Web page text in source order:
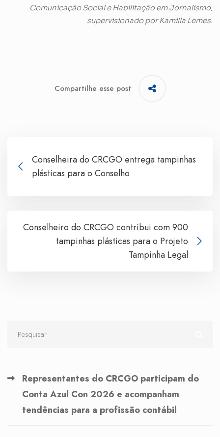
Comunicação Social e Habilitação em Jornalismo,
supervisionado por Kamilla Lemes.
Compartilhe esse post
Conselheira do CRCGO entrega tampinhas
plásticas para o Conselho
Conselheiro do CRCGO contribui com 900
tampinhas plásticas para o Projeto
Tampinha Legal
Representantes do CRCGO participam do
Conta Azul Con 2026 e acompanham
tendências para a profissão contábil